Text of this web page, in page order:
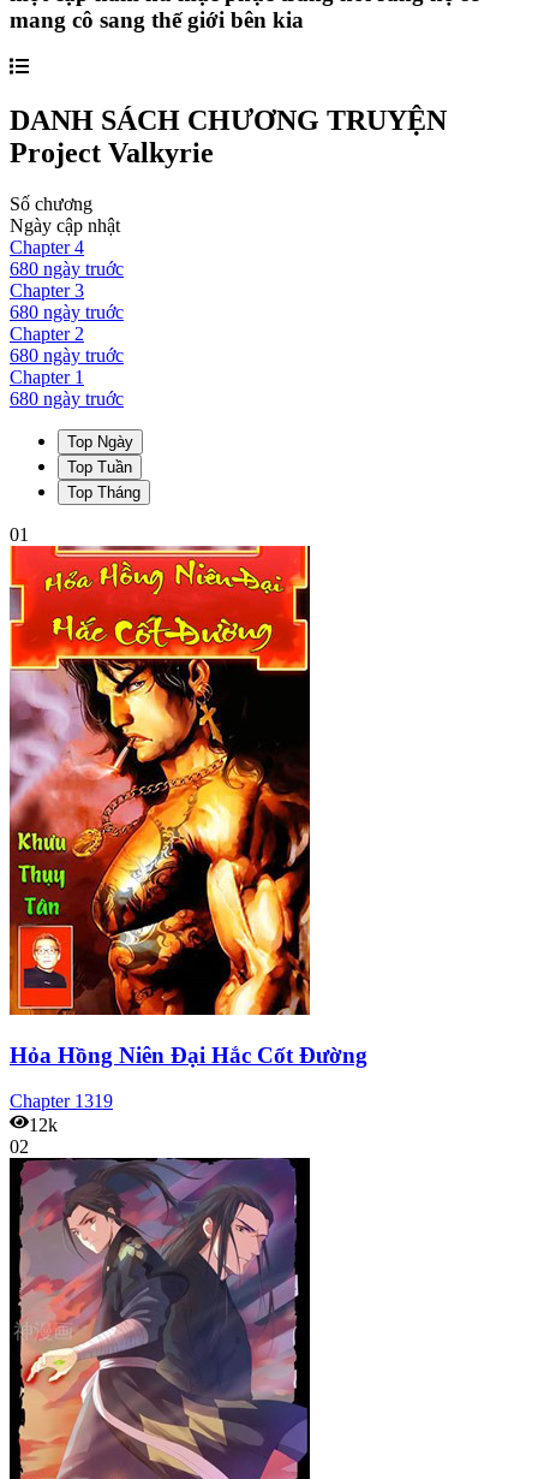
mang cô sang thế giới bên kia
DANH SÁCH CHƯƠNG TRUYỆN
Project Valkyrie
Số chương
Ngày cập nhật
Chapter4
680 ngày truớc
Chapter3
680 ngày truớc
Chapter 2
680 ngày truớc
Chapter 1
680 ngày truớc
Top Ngày
Top Tuần
Top Tháng
01
Hỏa Hồng Niên Đại Hắc Cốt Đường
Chapter 1319
12k
02